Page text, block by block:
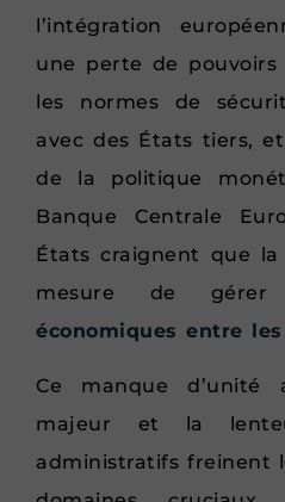
l’intégration
une perte de pouvoirs
les normes de
avec des États tiers,
de la politique
Banque Centrale
États craignent que
mesure de
économiques entre
Ce manque d’unité
majeur et la
administratifs freinent